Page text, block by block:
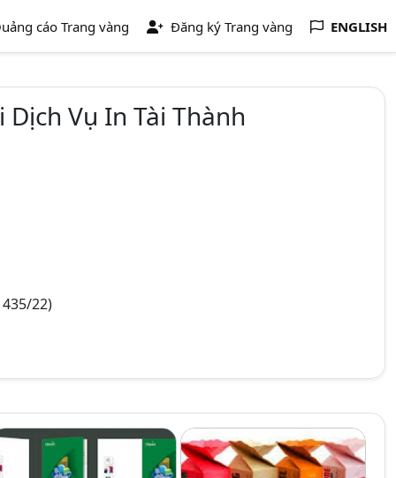
cáo Trang vàng Đăng ký Trang vàng ENGLISH
Vụ In Tài Thành
22)